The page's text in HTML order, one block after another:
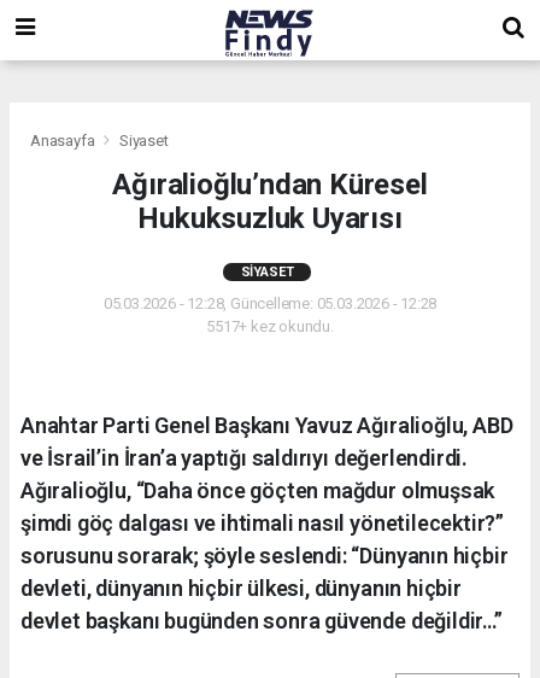
Anasayfa Siyaset
Ağıralioğlu’ndan Küresel
Hukuksuzluk Uyarısı
SIYASET
05.03.2026 - 12:28, Güncelleme: 05.03.2026 - 12:28
5517+ kez okundu.
Anahtar Parti Genel Başkanı Yavuz Ağıralioğlu, ABD
ve İsrail’in İran’a yaptığı saldırıyı değerlendirdi.
Ağıralioğlu, “Daha önce göçten mağdur olmuşsak
şimdi göç dalgası ve ihtimali nasıl yönetilecektir?”
sorusunu sorarak; şöyle seslendi: “Dünyanın hiçbir
devleti, dünyanın hiçbir ülkesi, dünyanın hiçbir
devlet başkanı bugünden sonra güvende değildir…”